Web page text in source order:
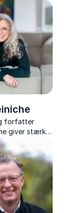
forfatter
giver stærke
foredrag
set
øjne.